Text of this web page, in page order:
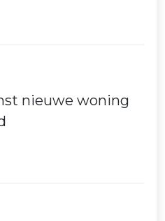
nieuwe woning